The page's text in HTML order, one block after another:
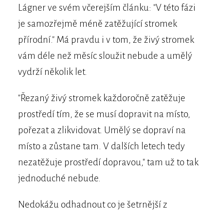
Lágner ve svém včerejším článku: "V této fázi
je samozřejmě méně zatěžující stromek
přírodní." Má pravdu i v tom, že živý stromek
vám déle než měsíc sloužit nebude a umělý
vydrží několik let.
"Řezaný živý stromek každoročně zatěžuje
prostředí tím, že se musí dopravit na místo,
pořezat a zlikvidovat. Umělý se dopraví na
místo a zůstane tam. V dalších letech tedy
nezatěžuje prostředí dopravou," tam už to tak
jednoduché nebude.
Nedokážu odhadnout co je šetrnější z